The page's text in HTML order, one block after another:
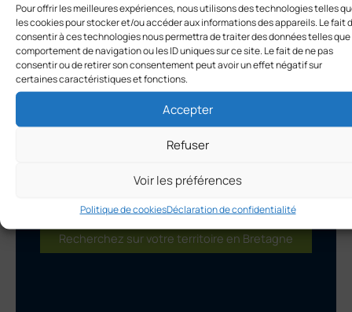
Pour offrir les meilleures expériences, nous utilisons des technologies telles
les cookies pour stocker et/ou accéder aux informations des appareils. Le fait
consentir à ces technologies nous permettra de traiter des données telles que
comportement de navigation ou les ID uniques sur ce site. Le fait de ne pas
consentir ou de retirer son consentement peut avoir un effet négatif sur
certaines caractéristiques et fonctions.
Accepter
Refuser
Voir les préférences
Politique de cookiesDéclaration de confidentialité
Vous exercez en dehors
de notre territoire ?
Recherchez sur votre territoire en Bretagne